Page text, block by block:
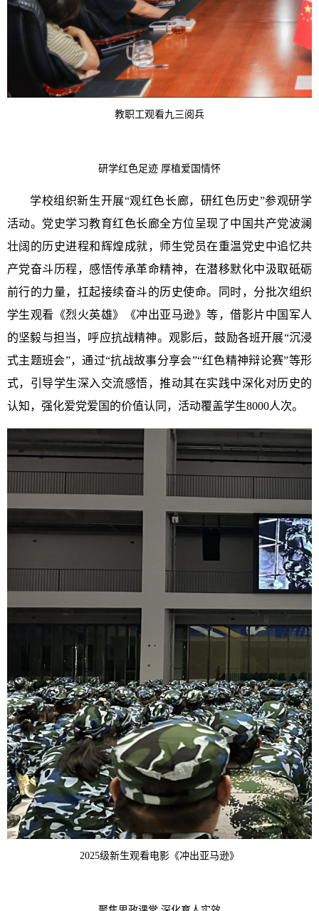
教职工观看九三阅兵
研学红色足迹 厚植爱国情怀
学校组织新生开展“观红色长廊，研红色历史”参观研学
活动。党史学习教育红色长廊全方位呈现了中国共产党波澜
壮阔的历史进程和辉煌成就，师生党员在重温党史中追忆共
产党奋斗历程，感悟传承革命精神，在潜移默化中汲取砥砺
前行的力量，扛起接续奋斗的历史使命。同时，分批次组织
学生观看《烈火英雄》《冲出亚马逊》等，借影片中国军人
的坚毅与担当，呼应抗战精神。观影后，鼓励各班开展“沉浸
式主题班会”，通过“抗战故事分享会”“红色精神辩论赛”等形
式，引导学生深入交流感悟，推动其在实践中深化对历史的
认知，强化爱党爱国的价值认同，活动覆盖学生8000人次。
2025级新生观看电影《冲出亚马逊》